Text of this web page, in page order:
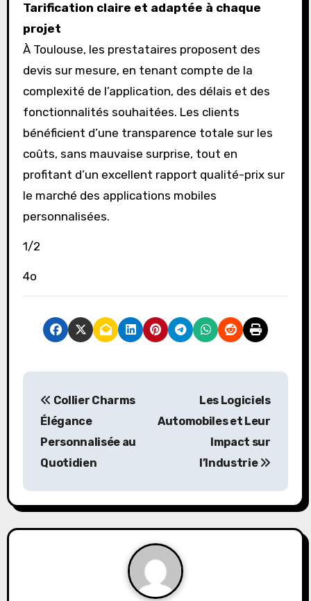
Tarification claire et adaptée à chaque
projet
À Toulouse, les prestataires proposent des
devis sur mesure, en tenant compte de la
complexité de l’application, des délais et des
fonctionnalités souhaitées. Les clients
bénéficient d’une transparence totale sur les
coûts, sans mauvaise surprise, tout en
profitant d’un excellent rapport qualité-prix sur
le marché des applications mobiles
personnalisées.
1/2
4o
P
n
a
Collier Charms
Élégance
Personnalisée au
Quotidien
Les Logiciels
Automobiles et Leur
Impact sur
l’Industrie